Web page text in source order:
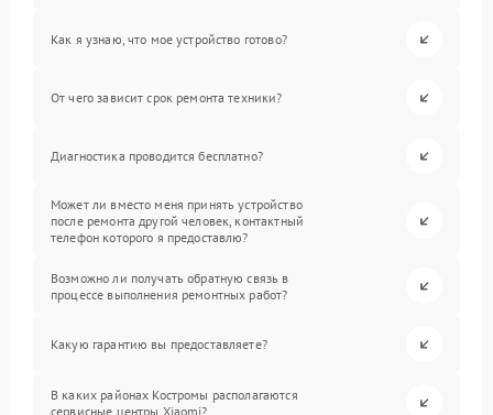
Как я узнаю, что мое устройство готово?
От чего зависит срок ремонта техники?
Диагностика проводится бесплатно?
Может ли вместо меня принять устройство
после ремонта другой человек, контактный
телефон которого я предоставлю?
Возможно ли получать обратную связь в
процессе выполнения ремонтных работ?
Какую гарантию вы предоставляете?
В каких районах Костромы располагаются
сервисные центры Xiaomi?